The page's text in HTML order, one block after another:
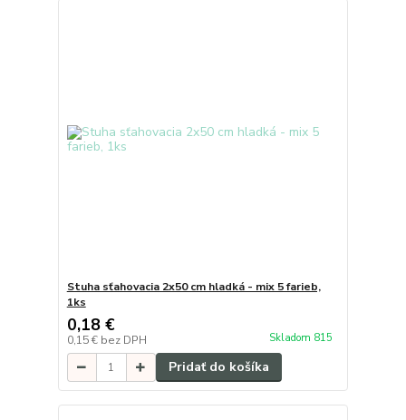
Stuha sťahovacia 2x50 cm hladká - mix 5 farieb,
1ks
0,18 €
0,15 € bez DPH Skladom 815
Pridať do košíka